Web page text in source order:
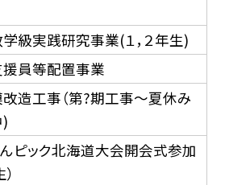
級実践研究事業(１，２年生)
員等配置事業
造工事（第?期工事〜夏休み
ピック北海道大会開会式参加